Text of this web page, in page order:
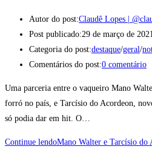
Autor do post:Claudê Lopes |
Post publicado:29 de março de
Categoria do post:destaque/geral/
Comentários do post:0 comentário
Uma parceria entre o vaqueiro Mano
forró no país, e Tarcísio do Acordeon,
só podia dar em hit. O…
Continue lendoMano Walter e Tarcísio do